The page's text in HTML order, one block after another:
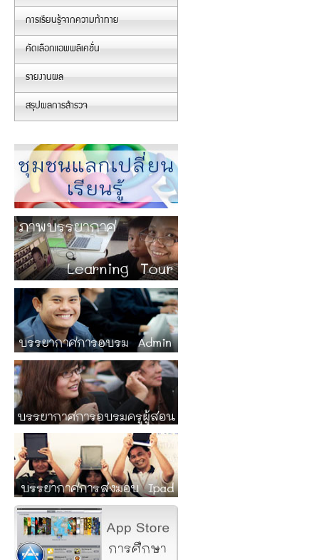
การเรียนรู้จากความท้าทาย
คัดเลือกแอพพลิเคชั่น
รายงานผล
สรุปผลการสำรวจ